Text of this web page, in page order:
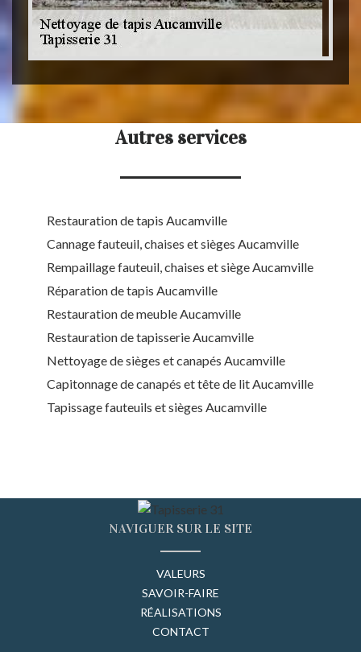
Autres services
Restauration de tapis Aucamville
Cannage fauteuil, chaises et sièges Aucamville
Rempaillage fauteuil, chaises et siège Aucamville
Réparation de tapis Aucamville
Restauration de meuble Aucamville
Restauration de tapisserie Aucamville
Nettoyage de sièges et canapés Aucamville
Capitonnage de canapés et tête de lit Aucamville
Tapissage fauteuils et sièges Aucamville
NAVIGUER SUR LE SITE
VALEURS
SAVOIR-FAIRE
RÉALISATIONS
CONTACT